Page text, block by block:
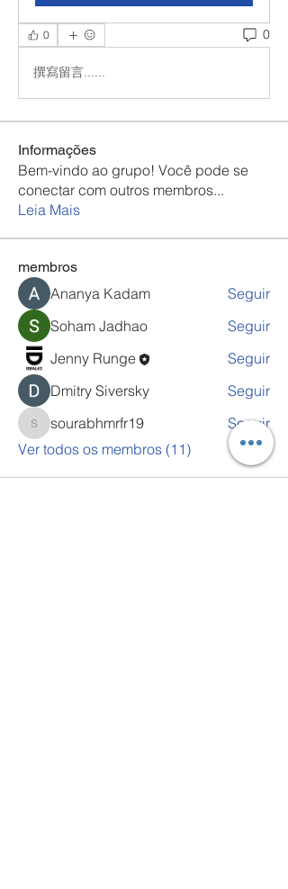
0 0
撰寫留言......
Informações
Bem-vindo ao grupo! Você pode se
conectar com outros membros...
Leia Mais
membros
Ananya Kadam
Seguir
Soham Jadhao
Seguir
Jenny Runge
Seguir
Dmitry Siversky
Seguir
sourabhmrfr19
sourabhmrfr19
Seguir
Ver todos os membros (11)